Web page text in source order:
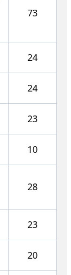
73
24
24
23
10
28
23
20